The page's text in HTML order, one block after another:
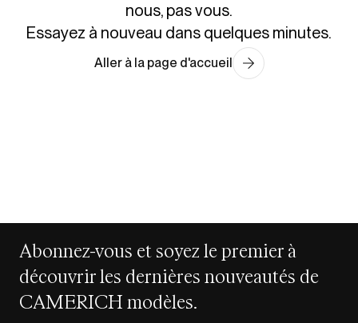
nous, pas vous.
Essayez à nouveau dans quelques minutes.
Aller à la page d'accueil
Abonnez-vous et soyez le premier à
découvrir les dernières nouveautés de
CAMERICH modèles.